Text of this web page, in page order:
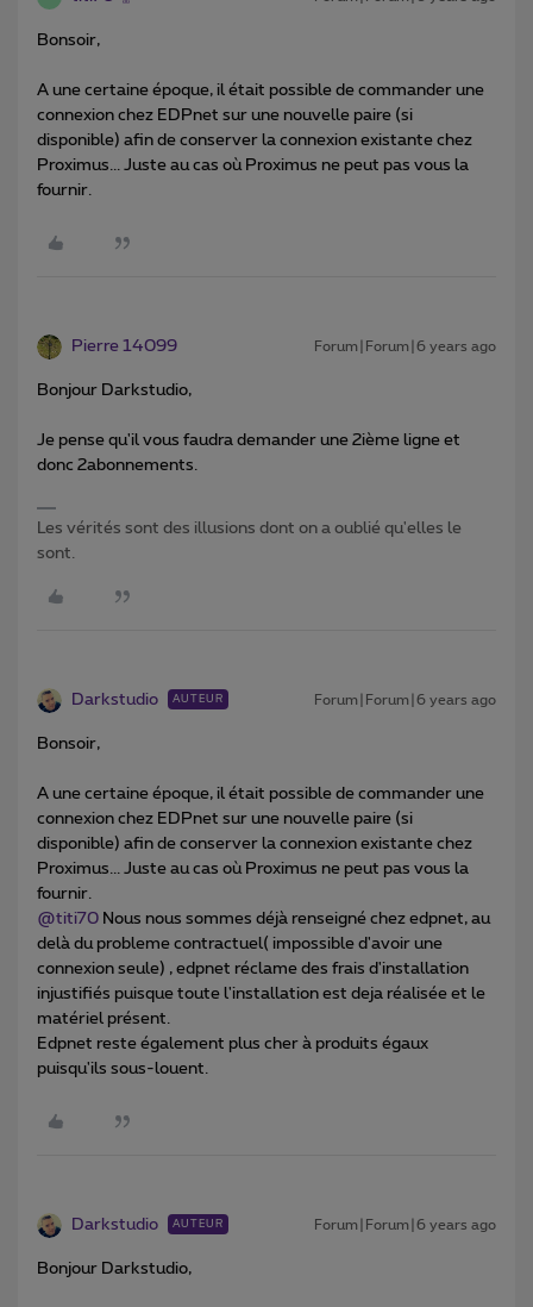
Bonsoir,
A une certaine époque, il était possible de commander une
connexion chez EDPnet sur une nouvelle paire (si
disponible) afin de conserver la connexion existante chez
Proximus... Juste au cas où Proximus ne peut pas vous la
fournir.
Pierre 14099 Forum|Forum|6 years ago
Bonjour Darkstudio,
Je pense qu'il vous faudra demander une 2ième ligne et
donc 2abonnements.
Les vérités sont des illusions dont on a oublié qu'elles le
sont.
Darkstudio AUTEUR Forum|Forum|6 years ago
Bonsoir,
A une certaine époque, il était possible de commander une
connexion chez EDPnet sur une nouvelle paire (si
disponible) afin de conserver la connexion existante chez
Proximus... Juste au cas où Proximus ne peut pas vous la
fournir.
@titi70 Nous nous sommes déjà renseigné chez edpnet, au
delà du probleme contractuel( impossible d'avoir une
connexion seule) , edpnet réclame des frais d'installation
injustifiés puisque toute l'installation est deja réalisée et le
matériel présent.
Edpnet reste également plus cher à produits égaux
puisqu'ils sous-louent.
Darkstudio AUTEUR Forum|Forum|6 years ago
Bonjour Darkstudio,